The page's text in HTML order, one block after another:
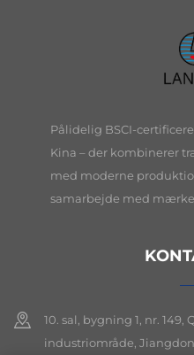
Pålidelig BSCI-
Kina – der kombinerer
med moderne
samarbejde med
10. sal, bygning 1, nr.
industriområde,